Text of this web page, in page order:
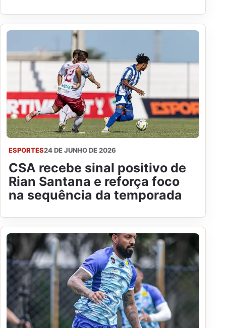
ESPORTES24 DE JUNHO DE 2026
CSA recebe sinal positivo de
Rian Santana e reforça foco
na sequência da temporada